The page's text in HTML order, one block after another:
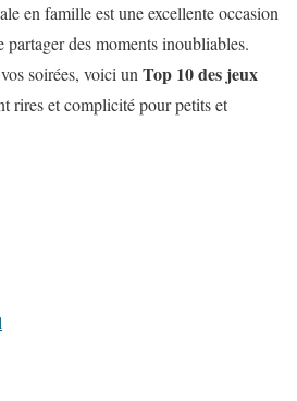
en famille est une excellente occasion
partager des moments inoubliables.
soirées, voici un Top 10 des jeux
rires et complicité pour petits et